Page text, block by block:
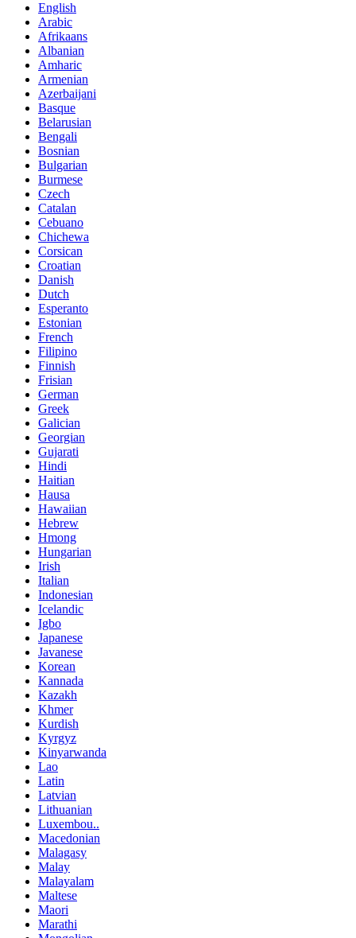
English
Arabic
Afrikaans
Albanian
Amharic
Armenian
Azerbaijani
Basque
Belarusian
Bengali
Bosnian
Bulgarian
Burmese
Czech
Catalan
Cebuano
Chichewa
Corsican
Croatian
Danish
Dutch
Esperanto
Estonian
French
Filipino
Finnish
Frisian
German
Greek
Galician
Georgian
Gujarati
Hindi
Haitian
Hausa
Hawaiian
Hebrew
Hmong
Hungarian
Irish
Italian
Indonesian
Icelandic
Igbo
Japanese
Javanese
Korean
Kannada
Kazakh
Khmer
Kurdish
Kyrgyz
Kinyarwanda
Lao
Latin
Latvian
Lithuanian
Luxembou..
Macedonian
Malagasy
Malay
Malayalam
Maltese
Maori
Marathi